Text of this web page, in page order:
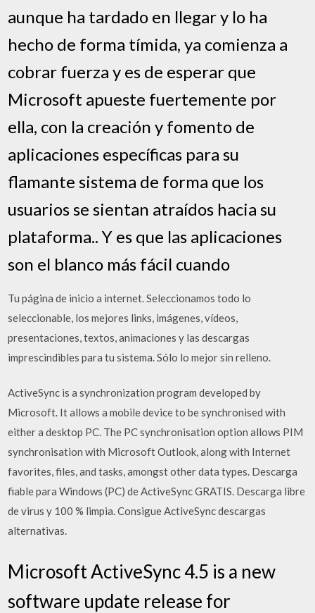
aunque ha tardado en llegar y lo ha
hecho de forma tímida, ya comienza a
cobrar fuerza y es de esperar que
Microsoft apueste fuertemente por
ella, con la creación y fomento de
aplicaciones específicas para su
flamante sistema de forma que los
usuarios se sientan atraídos hacia su
plataforma.. Y es que las aplicaciones
son el blanco más fácil cuando
Tu página de inicio a internet. Seleccionamos todo lo
seleccionable, los mejores links, imágenes, vídeos,
presentaciones, textos, animaciones y las descargas
imprescindibles para tu sistema. Sólo lo mejor sin relleno.
ActiveSync is a synchronization program developed by
Microsoft. It allows a mobile device to be synchronised with
either a desktop PC. The PC synchronisation option allows PIM
synchronisation with Microsoft Outlook, along with Internet
favorites, files, and tasks, amongst other data types. Descarga
fiable para Windows (PC) de ActiveSync GRATIS. Descarga libre
de virus y 100 % limpia. Consigue ActiveSync descargas
alternativas.
Microsoft ActiveSync 4.5 is a new
software update release for